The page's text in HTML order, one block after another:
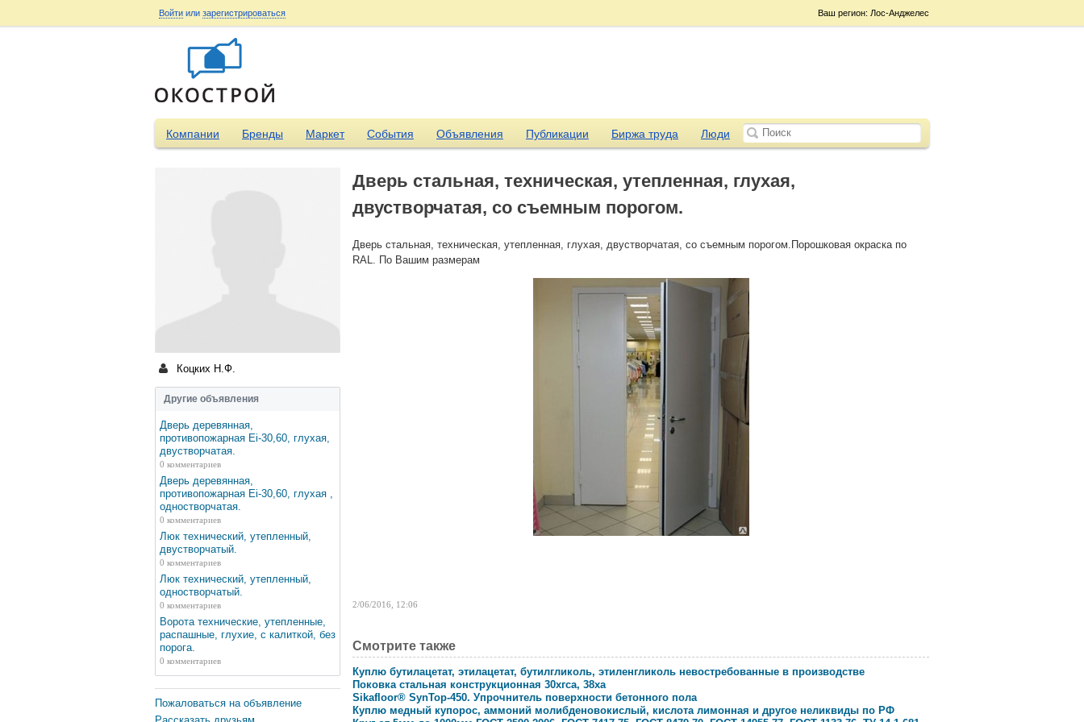
Ваш регион: Лос-Анджелес
Войти или зарегистрироваться
Компании Бренды Маркет События Объявления Публикации Биржа труда Люди
Коцких Н.Ф.
Другие объявления
Дверь деревянная,
противопожарная Ei-30,60, глухая,
двустворчатая.
0 комментариев
Дверь деревянная,
противопожарная Ei-30,60, глухая ,
одностворчатая.
0 комментариев
Люк технический, утепленный,
двустворчатый.
0 комментариев
Люк технический, утепленный,
одностворчатый.
0 комментариев
Ворота технические, утепленные,
распашные, глухие, с калиткой, без
порога.
0 комментариев
Пожаловаться на объявление
Дверь стальная, техническая, утепленная, глухая,
двустворчатая, со съемным порогом.
Дверь стальная, техническая, утепленная, глухая, двустворчатая, со съемным порогом.Порошковая окраска по
RAL. По Вашим размерам
2/06/2016, 12:06
Смотрите также
Куплю бутилацетат, этилацетат, бутилгликоль, этиленгликоль невостребованные в производстве
Поковка стальная конструкционная 30хгса, 38ха
Sikafloor® SynTop-450. Упрочнитель поверхности бетонного пола
Куплю медный купорос, аммоний молибденовокислый, кислота лимонная и другое неликвиды по РФ